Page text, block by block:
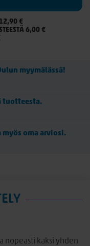
12,90 €
6,00 €
myymälässä!
tuotteesta.
oma arviosi.
nopeasti kaksi yhden